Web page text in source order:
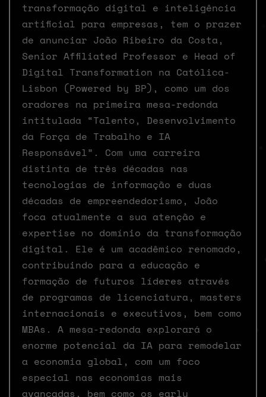
transformação digital e inteligência
artificial para empresas, tem o prazer
de anunciar João Ribeiro da Costa,
Senior Affiliated Professor e Head of
Digital Transformation na Católica-
Lisbon (Powered by BP), como um dos
oradores na primeira mesa-redonda
intitulada “Talento, Desenvolvimento
da Força de Trabalho e IA
Responsável”. Com uma carreira
distinta de três décadas nas
tecnologias de informação e duas
décadas de empreendedorismo, João
foca atualmente a sua atenção e
expertise no domínio da transformação
digital. Ele é um acadêmico renomado,
contribuindo para a educação e
formação de futuros líderes através
de programas de licenciatura, masters
internacionais e executivos, bem como
MBAs. A mesa-redonda explorará o
enorme potencial da IA para remodelar
a economia global, com um foco
especial nas economias mais
avançadas, bem como os early